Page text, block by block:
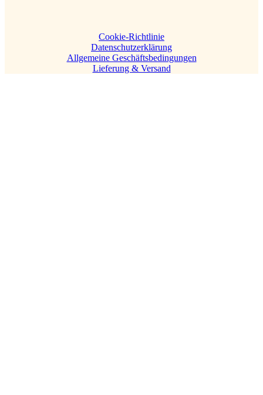
Cookie-Richtlinie
Datenschutzerklärung
Allgemeine Geschäftsbedingungen
Lieferung & Versand